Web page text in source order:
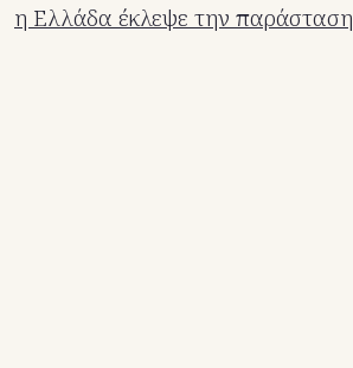
η Ελλάδα έκλεψε την παράσταση